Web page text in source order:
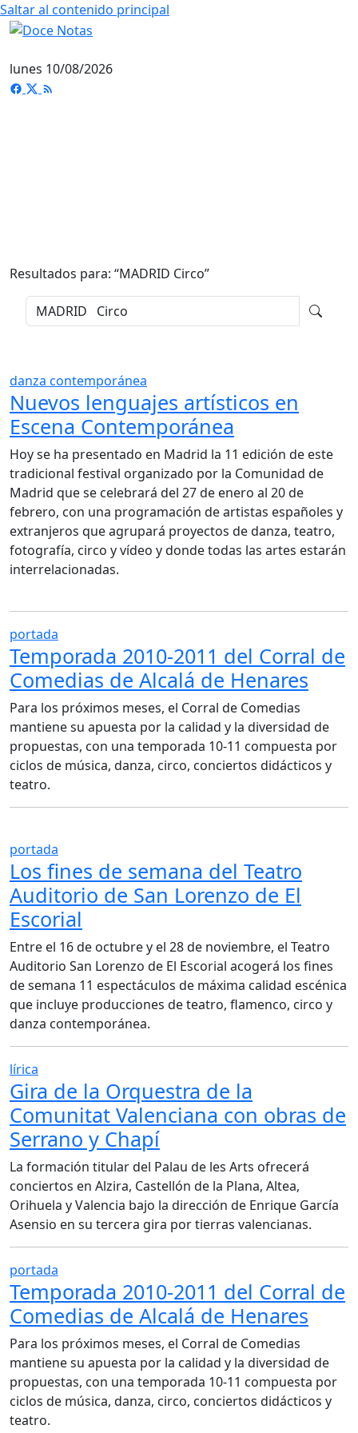
Saltar al contenido principal
lunes 10/08/2026
Resultados para: “MADRID Circo”
danza contemporánea
Nuevos lenguajes artísticos en
Escena Contemporánea
Hoy se ha presentado en Madrid la 11 edición de este
tradicional festival organizado por la Comunidad de
Madrid que se celebrará del 27 de enero al 20 de
febrero, con una programación de artistas españoles y
extranjeros que agrupará proyectos de danza, teatro,
fotografía, circo y vídeo y donde todas las artes estarán
interrelacionadas.
portada
Temporada 2010-2011 del Corral de
Comedias de Alcalá de Henares
Para los próximos meses, el Corral de Comedias
mantiene su apuesta por la calidad y la diversidad de
propuestas, con una temporada 10-11 compuesta por
ciclos de música, danza, circo, conciertos didácticos y
teatro.
portada
Los fines de semana del Teatro
Auditorio de San Lorenzo de El
Escorial
Entre el 16 de octubre y el 28 de noviembre, el Teatro
Auditorio San Lorenzo de El Escorial acogerá los fines
de semana 11 espectáculos de máxima calidad escénica
que incluye producciones de teatro, flamenco, circo y
danza contemporánea.
lírica
Gira de la Orquestra de la
Comunitat Valenciana con obras de
Serrano y Chapí
La formación titular del Palau de les Arts ofrecerá
conciertos en Alzira, Castellón de la Plana, Altea,
Orihuela y Valencia bajo la dirección de Enrique García
Asensio en su tercera gira por tierras valencianas.
portada
Temporada 2010-2011 del Corral de
Comedias de Alcalá de Henares
Para los próximos meses, el Corral de Comedias
mantiene su apuesta por la calidad y la diversidad de
propuestas, con una temporada 10-11 compuesta por
ciclos de música, danza, circo, conciertos didácticos y
teatro.